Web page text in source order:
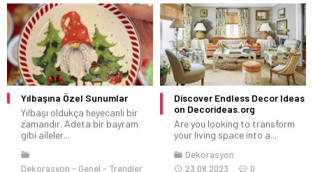
Yılbaşına Özel Sunumlar
Yılbaşı oldukça heyecanlı bir
zamandır. Adeta bir bayram
gibi aileler...
Dekorasyon Genel
Trendler
Discover Endless Decor Ideas
on Decorideas.org
Are you looking to transform
your living space into a...
Dekorasyon
23.08.2023
0